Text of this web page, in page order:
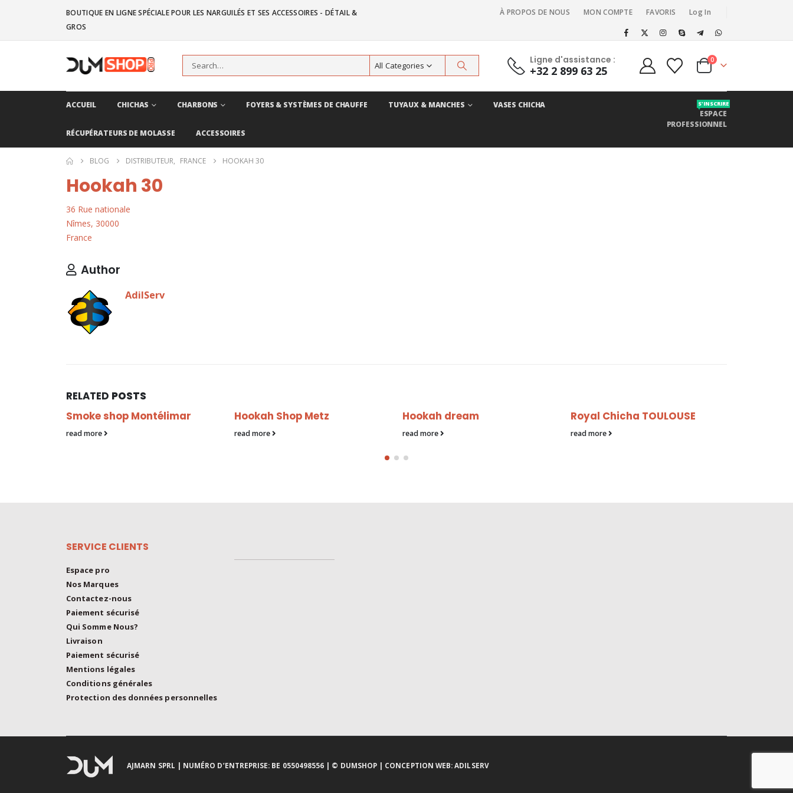
BOUTIQUE EN LIGNE SPÉCIALE POUR LES NARGUILÉS ET SES ACCESSOIRES - DÉTAIL &
GROS
À PROPOS DE NOUS MON COMPTE FAVORIS Log In
All Categories
Ligne d'assistance :
+32 2 899 63 25
0
ACCUEIL CHICHAS CHARBONS FOYERS & SYSTÈMES DE CHAUFFE TUYAUX & MANCHES VASES CHICHA
RÉCUPÉRATEURS DE MOLASSE ACCESSOIRES
ESPACE
PROFESSIONNEL
S'INSCRIRE
BLOG DISTRIBUTEUR, FRANCE HOOKAH 30
Hookah 30
36 Rue nationale
Nîmes, 30000
France
Author
AdilServ
RELATED POSTS
Smoke shop Montélimar
read more
Hookah Shop Metz
read more
Hookah dream
read more
Royal Chicha TOULOUSE
read more
SERVICE CLIENTS
Espace pro
Nos Marques
Contactez-nous
Paiement sécurisé
Qui Somme Nous?
Livraison
Paiement sécurisé
Mentions légales
Conditions générales
Protection des données personnelles
AJMARN SPRL | NUMÉRO D’ENTREPRISE: BE 0550498556 | © DUMSHOP | CONCEPTION WEB: ADILSERV